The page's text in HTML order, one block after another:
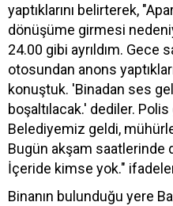
yaptıklarını belirterek,
dönüşüme girmesi
24.00 gibi ayrıldım. Gece
otosundan anons
konuştuk. 'Binadan ses
boşaltılacak.' dediler. Polis
Belediyemiz geldi,
Bugün akşam saatlerinde
İçeride kimse yok."
Binanın bulunduğu yere